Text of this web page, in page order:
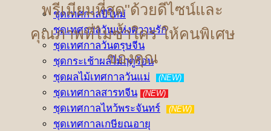
ชุดเทศกาลปีใหม่
ชุดเทศกาลวันแห่งความรัก
ชุดเทศกาลวันตรุษจีน
ชุดกระเช้าผลไม้ฤดูร้อน
ชุดผลไม้เทศกาลวันแม่
(NEW)
ชุดเทศกาลสารทจีน (NEW)
ชุดเทศกาลไหว้พระจันทร์ (NEW)
ชุดเทศกาลเกษียณอายุ
พรีเมียมที่สุด"ด้วยดีไซน์และ
คุณภาพที่ไม่ซ้ำใคร ให้คนพิเศษ
ของคุณ